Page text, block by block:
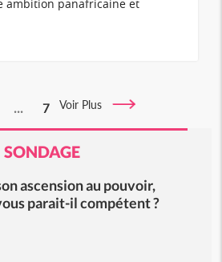
ambition panafricaine et
... 7 Voir Plus
SONDAGE
ascension au pouvoir,
parait-il compétent ?